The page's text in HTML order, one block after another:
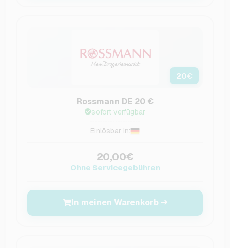
20€
Rossmann DE 20 €
sofort verfügbar
Einlösbar in:
20,00€
Ohne Servicegebühren
In meinen Warenkorb